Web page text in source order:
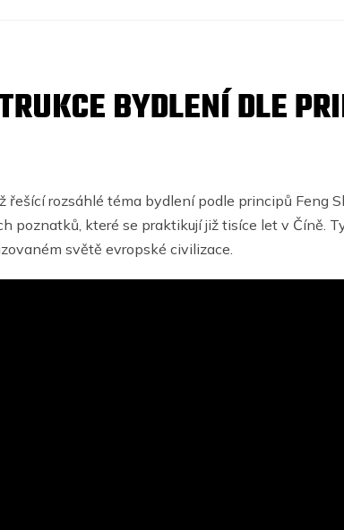
BYDLENÍ DLE
řešící rozsáhlé téma bydlení podle principů Feng
poznatků, které se praktikují již tisíce let v Číně.
světě evropské civilizace.